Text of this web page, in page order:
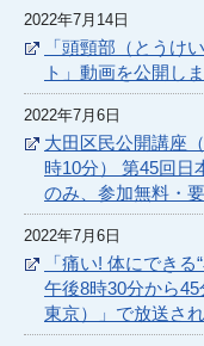
2022年7月14日
「頭頸部（とうけ
ト」動画を公開し
2022年7月6日
大田区民公開講座
時10分） 第45回日
のみ、参加無料・
2022年7月6日
「痛い! 体にできる
午後8時30分から
東京）」で放送さ